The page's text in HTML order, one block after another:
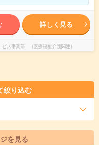
詳しく見る
ス事業部 （医療福祉介護関連）
絞り込む
を見る